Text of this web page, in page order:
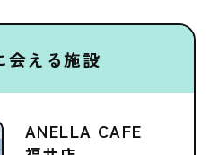
会える施設
ANELLA CAFE